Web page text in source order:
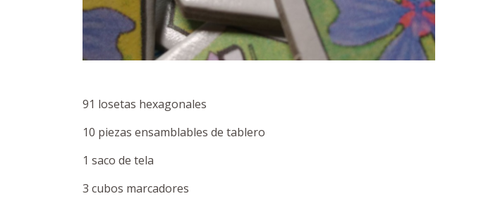
91 losetas hexagonales
10 piezas ensamblables de tablero
1 saco de tela
3 cubos marcadores